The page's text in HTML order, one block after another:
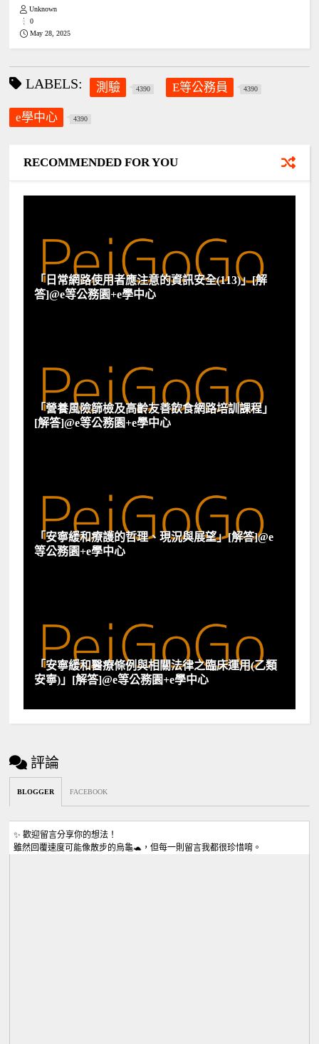
Unknown
0
May 28, 2025
LABELS: 測驗 4390 E等公務員 4390
e學中心 4390
RECOMMENDED FOR YOU
「日常網路使用者應注意的資訊安全(113)」[解
答]@e等公務園+e學中心
「營養風險篩檢及高齡友善飲食網路培訓課程」
[解答]@e等公務園+e學中心
「安寧緩和療護的哲理、現況與展望」[解答]@e
等公務園+e學中心
「安寧緩和醫療條例與相關法律之臨床運用(乙類
安寧)」[解答]@e等公務園+e學中心
評論
BLOGGER FACEBOOK
✨ 歡迎留言分享你的想法！
雖然回覆速度可能像散步的烏龜🐢，但每一則留言我都很珍惜唷。